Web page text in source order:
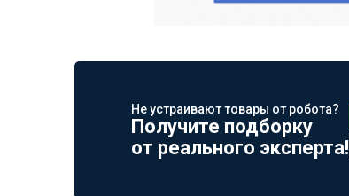
Не устраивают товары от робота?
Получите подборку
от реального эксперта!